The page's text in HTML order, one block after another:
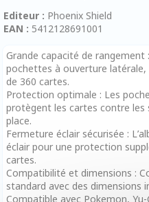
Editeur : Phoenix Shield
EAN : 5412128691001
Grande capacité de
pochettes à ouverture
de 360 cartes.
Protection optimale : Les
protègent les cartes contre les
place.
Fermeture éclair sécurisée :
éclair pour une protection
cartes.
Compatibilité et dimensions :
standard avec des dimensions
Compatible avec Pokemon,